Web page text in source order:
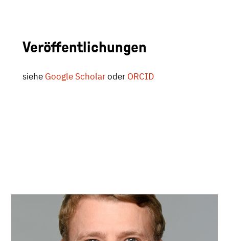
Veröffentlichungen
siehe Google Scholaroder ORCID